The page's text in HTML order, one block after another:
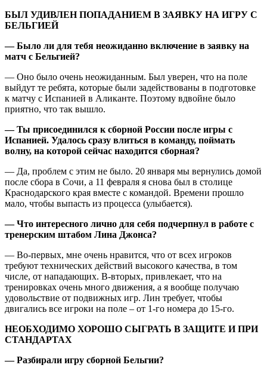
БЫЛ УДИВЛЕН ПОПАДАНИЕМ В ЗАЯВКУ НА ИГРУ С
БЕЛЬГИЕЙ
— Было ли для тебя неожиданно включение в заявку на
матч с Бельгией?
— Оно было очень неожиданным. Был уверен, что на поле
выйдут те ребята, которые были задействованы в подготовке
к матчу с Испанией в Аликанте. Поэтому вдвойне было
приятно, что так вышло.
— Ты присоединился к сборной России после игры с
Испанией. Удалось сразу влиться в команду, поймать
волну, на которой сейчас находится сборная?
— Да, проблем с этим не было. 20 января мы вернулись домой
после сбора в Сочи, а 11 февраля я снова был в столице
Краснодарского края вместе с командой. Времени прошло
мало, чтобы выпасть из процесса (улыбается).
— Что интересного лично для себя подчерпнул в работе с
тренерским штабом Лина Джонса?
— Во-первых, мне очень нравится, что от всех игроков
требуют технических действий высокого качества, в том
числе, от нападающих. В-вторых, привлекает, что на
тренировках очень много движения, а я вообще получаю
удовольствие от подвижных игр. Лин требует, чтобы
двигались все игроки на поле – от 1-го номера до 15-го.
НЕОБХОДИМО ХОРОШО СЫГРАТЬ В ЗАЩИТЕ И ПРИ
СТАНДАРТАХ
— Разбирали игру сборной Бельгии?